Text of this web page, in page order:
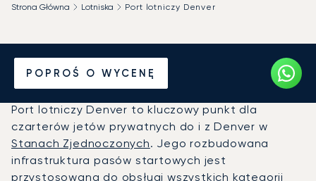
POPROŚ O WYCENĘ
Strona Główna Lotniska Port lotniczy Denver
Prywatny odrzutowiec na
Port lotniczy Denver (DEN)
Port lotniczy Denver to kluczowy punkt dla
czarterów jetów prywatnych do i z Denver w
Stanach Zjednoczonych. Jego rozbudowana
infrastruktura pasów startowych jest
przystosowana do obsługi wszystkich kategorii